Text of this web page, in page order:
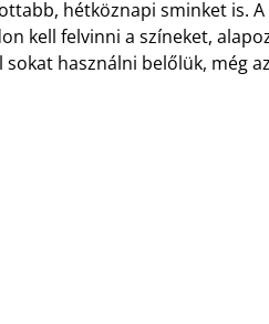
hétköznapi sminket is.
kell felvinni a színeket,
használni belőlük, még